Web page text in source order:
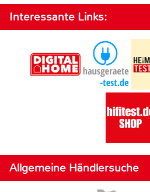
Interessante Links:
Allgemeine Händlersuche